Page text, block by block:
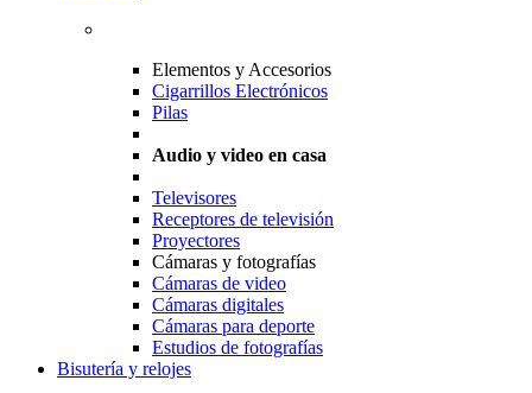
Elementos y Accesorios
Cigarrillos Electrónicos
Pilas
Audio y video en casa
Televisores
Receptores de televisión
Proyectores
Cámaras y fotografías
Cámaras de video
Cámaras digitales
Cámaras para deporte
Estudios de fotografías
Bisutería y relojes